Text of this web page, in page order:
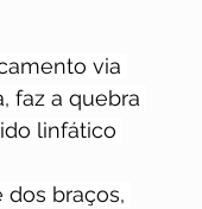
via
faz a quebra
linfático
braços,